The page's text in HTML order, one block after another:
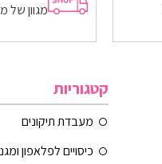
מגוון של
קטגוריות
מעבדת תיקונים
כיסויים לפלאפון